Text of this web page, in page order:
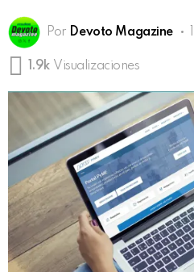
Por Devoto Magazine
1.9k Visualizaciones